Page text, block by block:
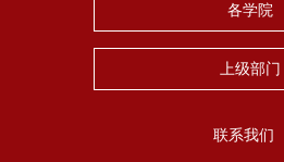
第 2 页
各学院
上级部门
联系我们